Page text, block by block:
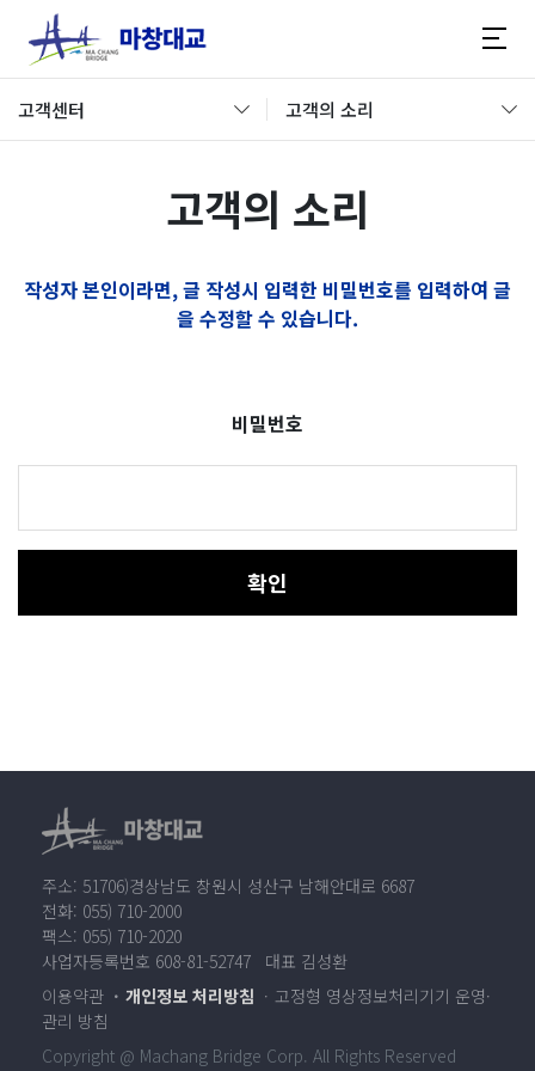
고객센터 고객의 소리
고객의 소리
작성자 본인이라면, 글 작성시 입력한 비밀번호를 입력하여 글
을 수정할 수 있습니다.
비밀번호
확인
주소: 51706)경상남도 창원시 성산구 남해안대로 6687
전화: 055) 710-2000
팩스: 055) 710-2020
사업자등록번호 608-81-52747 대표 김성환
이용약관
개인정보 처리방침
고정형 영상정보처리기기 운영·
관리 방침
Copyright @ Machang Bridge Corp. All Rights Reserved